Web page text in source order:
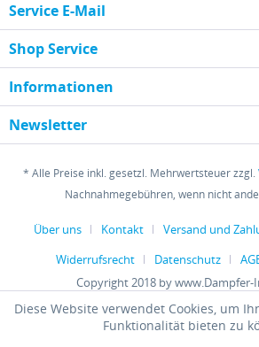
Service E-Mail
Shop Service
Informationen
Newsletter
* Alle Preise inkl. gesetzl. Mehrwertsteuer zzgl.
Nachnahmegebühren, wenn nicht
Über uns Kontakt
Versand und
Widerrufsrecht
Datenschutz
Copyright 2018 by
Diese Website verwendet Cookies, um
Funktionalität bieten zu